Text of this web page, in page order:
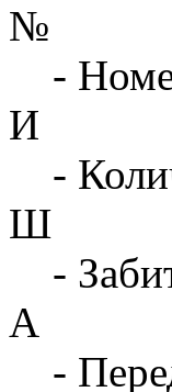
№
-
И
-
Ш
-
А
-